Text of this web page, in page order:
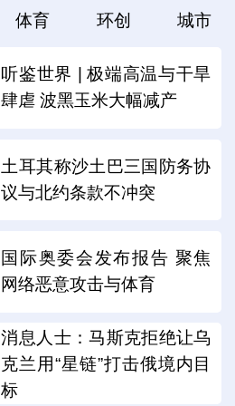
体育 环创 城市
听鉴世界 | 极端高温与干旱
肆虐 波黑玉米大幅减产
土耳其称沙土巴三国防务协
议与北约条款不冲突
国际奥委会发布报告 聚焦
网络恶意攻击与体育
消息人士：马斯克拒绝让乌
克兰用“星链”打击俄境内目
标